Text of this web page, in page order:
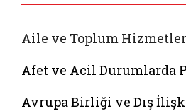
Aile ve Toplum
Afet ve Acil Durumlarda
Avrupa Birliği ve Dış